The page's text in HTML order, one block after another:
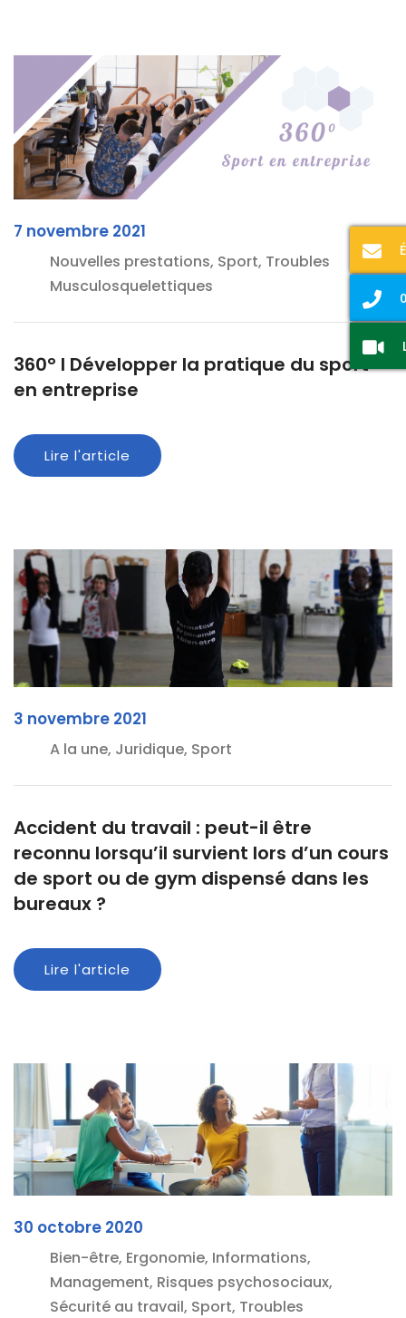
7 novembre 2021
Nouvelles prestations, Sport, Troubles
Musculosquelettiques
360° I Développer la pratique du sport
en entreprise
Lire l'article
3 novembre 2021
A la une, Juridique, Sport
Accident du travail : peut-il être
reconnu lorsqu’il survient lors d’un cours
de sport ou de gym dispensé dans les
bureaux ?
Lire l'article
30 octobre 2020
Bien-être, Ergonomie, Informations,
Management, Risques psychosociaux,
Sécurité au travail, Sport, Troubles